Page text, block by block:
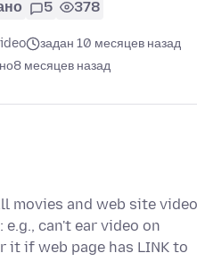
5 378
задан 10 месяцев назад
8 месяцев назад
movies and web site
e.g., can't ear video on
it if web page has LINK to